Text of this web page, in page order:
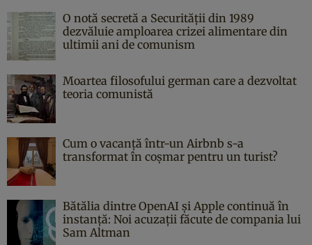
O notă secretă a Securității din 1989
dezvăluie amploarea crizei alimentare din
ultimii ani de comunism
Moartea filosofului german care a dezvoltat
teoria comunistă
Cum o vacanță într-un Airbnb s-a
transformat în coșmar pentru un turist?
Bătălia dintre OpenAI și Apple continuă în
instanță: Noi acuzații făcute de compania lui
Sam Altman